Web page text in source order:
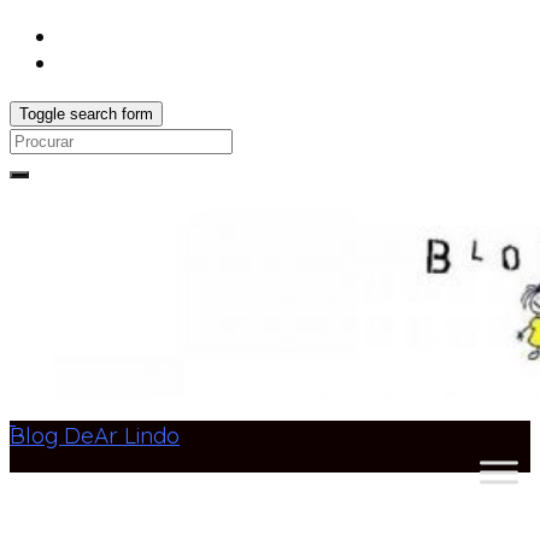
Toggle search form
Search
Blog DeAr Lindo